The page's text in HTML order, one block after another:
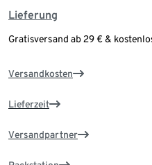
Lieferung
Gratisversand ab 29 € &
Versandkosten
Lieferzeit
Versandpartner